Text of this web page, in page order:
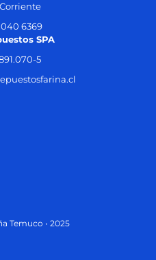
6369
SPA
5
Temuco • 2025